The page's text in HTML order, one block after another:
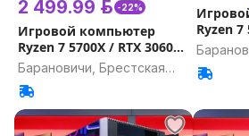
2 499.99 р. -22%
Игровой компьютер
Ryzen 7 5700X / RTX 3060
12Gb / 32GB, 16GB /
Гарантия на игровой ПК
Барановичи, Брестская
область
Ryzen 7
/ 32GB,
область